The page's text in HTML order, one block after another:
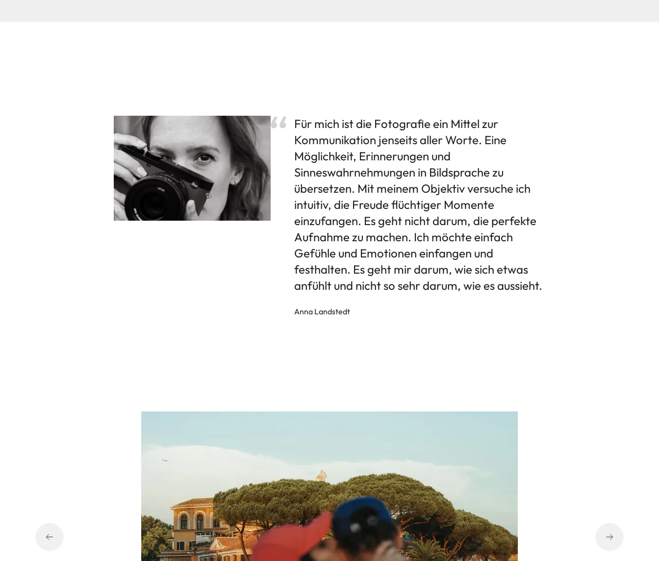
Für mich ist die Fotografie ein Mittel zur
Kommunikation jenseits aller Worte. Eine
Möglichkeit, Erinnerungen und
Sinneswahrnehmungen in Bildsprache zu
übersetzen. Mit meinem Objektiv versuche ich
intuitiv, die Freude flüchtiger Momente
einzufangen. Es geht nicht darum, die perfekte
Aufnahme zu machen. Ich möchte einfach
Gefühle und Emotionen einfangen und
festhalten. Es geht mir darum, wie sich etwas
anfühlt und nicht so sehr darum, wie es aussieht.
Anna Landstedt